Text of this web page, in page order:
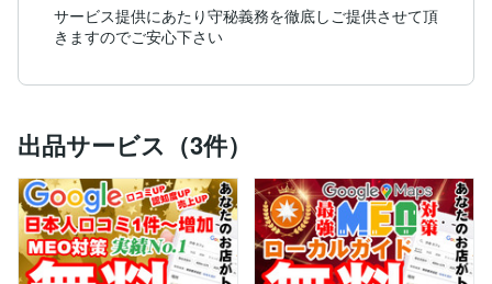
サービス提供にあたり守秘義務を徹底しご提供させて頂
きますのでご安心下さい
出品サービス（3件）